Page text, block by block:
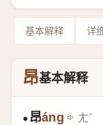
基本解释 详
昂基本解释
● 昂áng ㄤˊ